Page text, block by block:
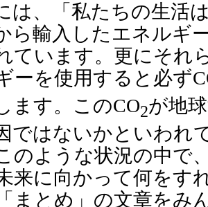
は、「私たちの生活
ら輸入したエネルギ
ています。更にそれ
ーを使用すると必ず
ます。このCO2が地
ではないかといわれ
のような状況の中で
来に向かって何をす
まとめ」の文章をみ